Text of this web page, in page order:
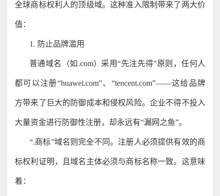
全球商标权利人的顶级域。这种准入限制带来了两大价
值：
1. 防止品牌滥用
普通域名（如.com）采用“先注先得”原则，任何人
都可以注册“huawei.com”、“tencent.com”——这给品牌
方带来了巨大的防御成本和侵权风险。企业不得不投入
大量资金进行防御性注册，却永远有“漏网之鱼”。
“.商标”域名则完全不同。注册人必须提供有效的商
标权利证明，且域名主体必须与商标名称一致。这意味
着：